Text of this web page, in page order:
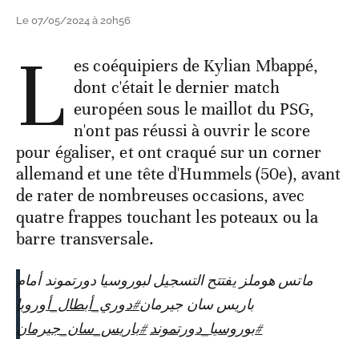
Le 07/05/2024 à 20h56
L es coéquipiers de Kylian Mbappé,
dont c'était le dernier match
européen sous le maillot du PSG,
n'ont pas réussi à ouvrir le score
pour égaliser, et ont craqué sur un corner
allemand et une tête d'Hummels (50e), avant
de rater de nombreuses occasions, avec
quatre frappes touchant les poteaux ou la
barre transversale.
ماتس هوملز يفتتح التسجيل لبوروسيا دورتموند أمام
باريس سان جيرمان#دوري_أبطال_أوروبا
#بوروسيا_دورتموند #باريس_سان_جيرمان